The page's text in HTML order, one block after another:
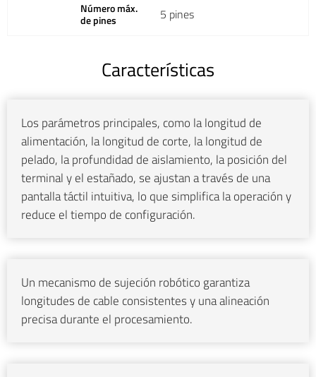
Número máx.
de pines 5 pines
Características
Los parámetros principales, como la longitud de
alimentación, la longitud de corte, la longitud de
pelado, la profundidad de aislamiento, la posición del
terminal y el estañado, se ajustan a través de una
pantalla táctil intuitiva, lo que simplifica la operación y
reduce el tiempo de configuración.
Un mecanismo de sujeción robótico garantiza
longitudes de cable consistentes y una alineación
precisa durante el procesamiento.